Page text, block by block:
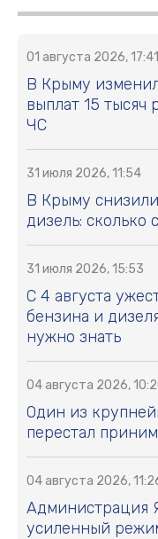
01 августа 2026, 17:41
В Крыму
выплат 15 тысяч
ЧС
31 июля 2026, 11:54
В Крыму
дизель: сколько
31 июля 2026, 15:53
С 4 августа
бензина и
нужно знать
04 августа 2026,
Один из
перестал
04 августа 2026,
Администрация
усиленный